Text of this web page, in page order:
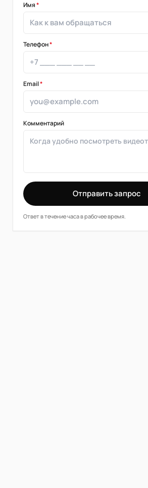
Имя*
Телефон*
Email*
Комментарий
Отправить запрос
Ответ в течение часа в рабочее время.